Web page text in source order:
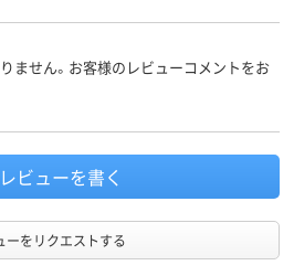
ません。お客様のレビューコメントをお
レビューを書く
ーをリクエストする